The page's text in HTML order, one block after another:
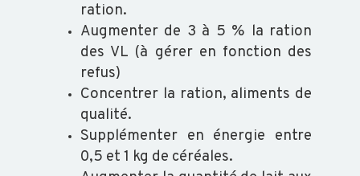
VOUS
FORMER
CATALOGUE
DOCUMENTS
GÉNÉRAUX
ration.
Augmenter de 3 à 5 % la ration
des VL (à gérer en fonction des
refus)
Concentrer la ration, aliments de
qualité.
Supplémenter en énergie entre
0,5 et 1 kg de céréales.